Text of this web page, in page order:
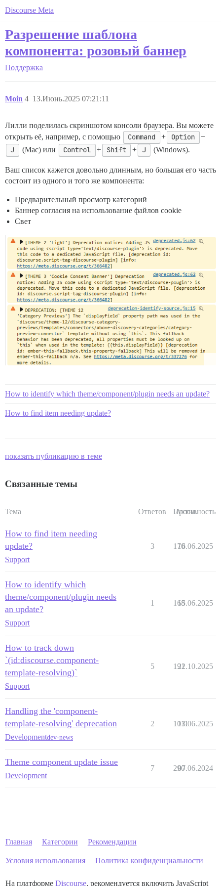
Discourse Meta
Разрешение шаблона
компонента: розовый баннер
Поддержка
Moin 13.Июнь.2025 07:21:11
4
Лилли поделилась скриншотом консоли браузера. Вы можете
открыть её, например, с помощью
Command + Option +
J (Mac) или Control + Shift + J (Windows).
Ваш список кажется довольно длинным, но большая его часть
состоит из одного и того же компонента:
Предварительный просмотр категорий
Баннер согласия на использование файлов cookie
Свет
How to identify which theme/component/plugin needs an update?
How to find item needing update?
показать публикацию в теме
Связанные темы
Тема Ответов Просм.
Активность
How to find item needing
update?
Support
3 170
16.06.2025
How to identify which
theme/component/plugin needs
an update?
Support
1 168
15.06.2025
How to track down
`(id:discourse.component-
template-resolving)`
Support
5 191
22.10.2025
Handling the 'component-
template-resolving' deprecation
Developmentdev-news
2 1011
13.06.2025
Theme component update issue
Development
7 290
07.06.2024
Главная Категории Рекомендации
Условия использования Политика конфиденциальности
На платформе Discourse, рекомендуется включить JavaScript